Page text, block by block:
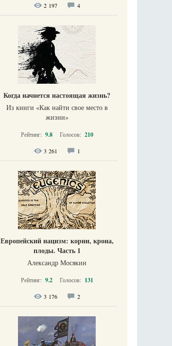
2 197 4
Когда начнется настоящая жизнь?
Из книги «Как найти свое место в
жизни​»
Рейтинг: 9.8 Голосов: 210
3 261 1
Европейский нацизм: корни, крона,
плоды. Часть 1
Александр Мосякин
Рейтинг: 9.2 Голосов: 131
3 176 2